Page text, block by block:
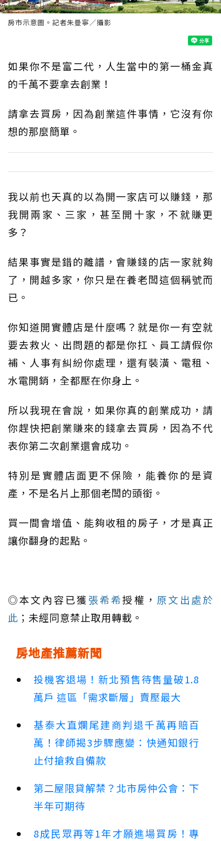
房市示意圖。記者朱曼寧／攝影
如果你不是富二代，人生當中的第一桶金真
的千萬不要拿去創業！
請拿去買房，因為創業這件事情，它沒有你
想的那麼簡單。
我以前也天真的以為開一家店可以賺錢，那
我開兩家、三家，甚至開十家，不就賺更
多？
結果事實是錯的離譜，會賺錢的店一家就夠
了，開越多家，你只是在養老闆這個稱號而
已。
你知道開實體店是什麼嗎？就是你一有空就
要去救火、出問題的都是你扛、員工請假你
補、人事有糾紛你處理，還有裝潢、電租、
水電開銷，全都壓在你身上。
所以我現在會說，如果你真的創業成功，請
你趕快把創業賺來的錢拿去買房，因為不代
表你第二次創業還會成功。
特別是實體店面更不保險，能養你的是資
產，不是名片上那個老闆的頭銜。
買一間會增值、能夠收租的房子，才是真正
讓你翻身的起點。
◎本文內容已獲張希希授權， 原文出處於
此 ；未經同意禁止取用轉載。
房地產推薦新聞
投機客退場！新北預售待售量破1.8
萬戶 這區「需求斷層」賣壓最大
基泰大直爛尾建商判退千萬再賠百
萬！律師揭3步驟應變：快通知銀行
止付搶救自備款
第二屋限貸解禁？北市房仲公會：下
半年可期待
8成民眾再等1年才願進場買房！專